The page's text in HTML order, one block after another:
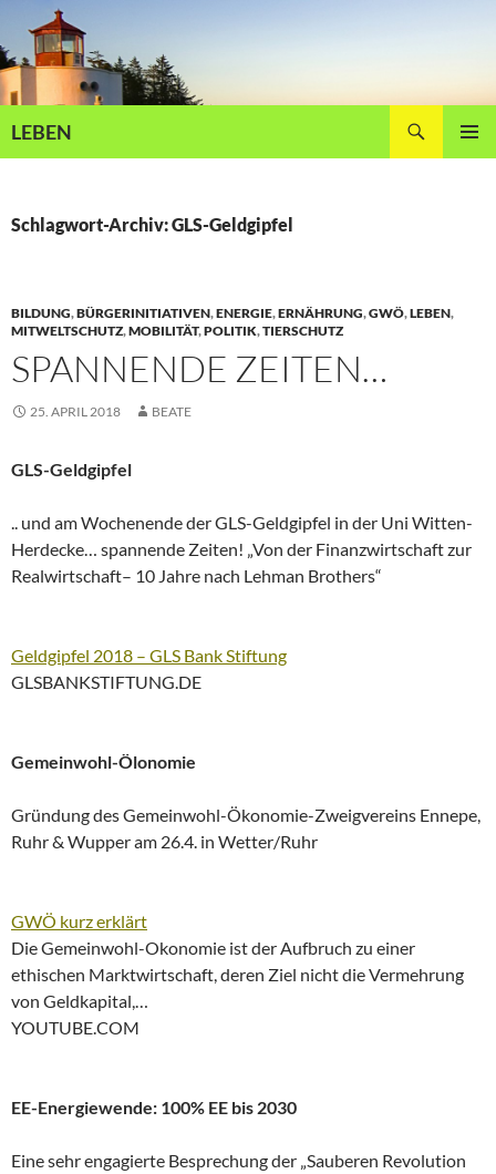
Inhalt
springen
LEBEN
Schlagwort-Archiv: GLS-Geldgipfel
BILDUNG,BÜRGERINITIATIVEN,ENERGIE,ERNÄHRUNG,GWÖ,LEBEN,
MITWELTSCHUTZ,MOBILITÄT,POLITIK,TIERSCHUTZ
SPANNENDE ZEITEN…
25. APRIL 2018 BEATE
GLS-Geldgipfel
.. und am Wochenende der GLS-Geldgipfel in der Uni Witten-
Herdecke… spannende Zeiten! „Von der Finanzwirtschaft zur
Realwirtschaft– 10 Jahre nach Lehman Brothers“
Geldgipfel 2018 – GLS Bank Stiftung
GLSBANKSTIFTUNG.DE
Gemeinwohl-Ölonomie
Gründung des Gemeinwohl-Ökonomie-Zweigvereins Ennepe,
Ruhr & Wupper am 26.4. in Wetter/Ruhr
GWÖ kurz erklärt
Die Gemeinwohl-Okonomie ist der Aufbruch zu einer
ethischen Marktwirtschaft, deren Ziel nicht die Vermehrung
von Geldkapital,…
YOUTUBE.COM
EE-Energiewende: 100% EE bis 2030
Eine sehr engagierte Besprechung der „Sauberen Revolution